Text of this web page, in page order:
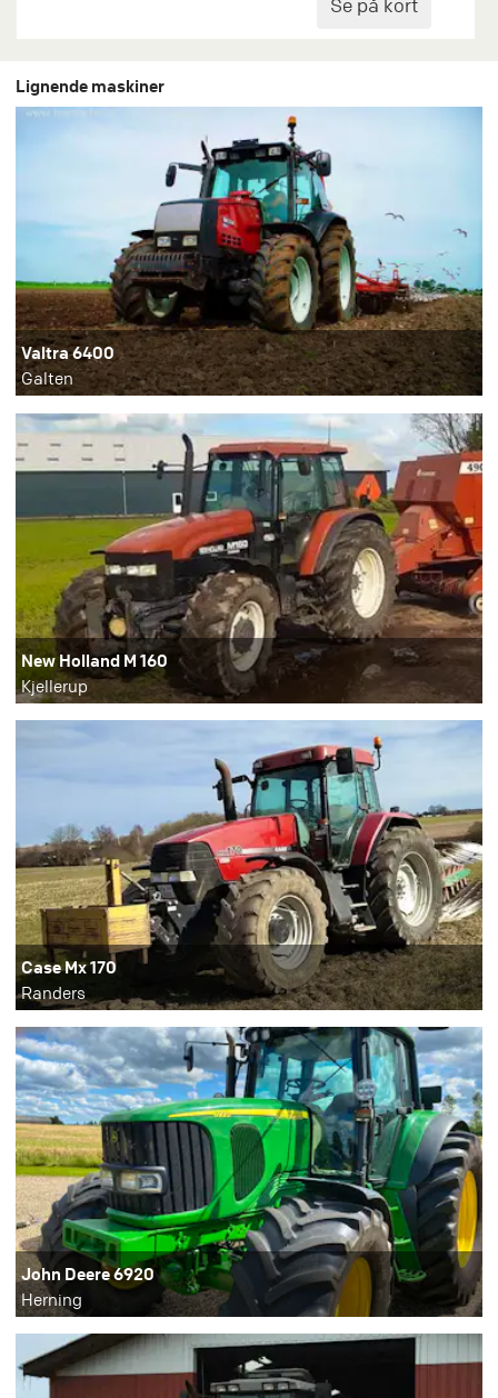
Lignende maskiner
Valtra 6400
Galten
New Holland M 160
Kjellerup
Case Mx 170
Randers
John Deere 6920
Herning